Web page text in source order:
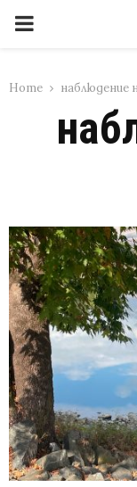
PRIMARY
Home наблюдение